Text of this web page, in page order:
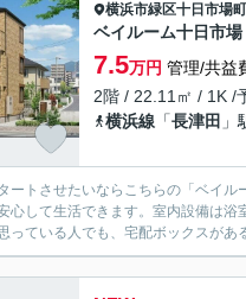
横浜市緑区十日市場町
ベイルーム十日市
7.5万円 管理/共益
2階 / 22.11㎡ / 1K /
横浜線 「長津田 」
ートさせたいならこちらの「ベイ
心して生活できます。室内設備は
っている人でも、宅配ボックスが